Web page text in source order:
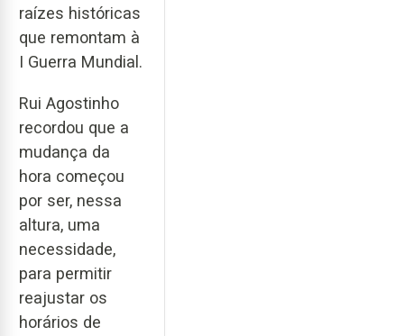
raízes históricas
que remontam à
I Guerra Mundial.
Rui Agostinho
recordou que a
mudança da
hora começou
por ser, nessa
altura, uma
necessidade,
para permitir
reajustar os
horários de